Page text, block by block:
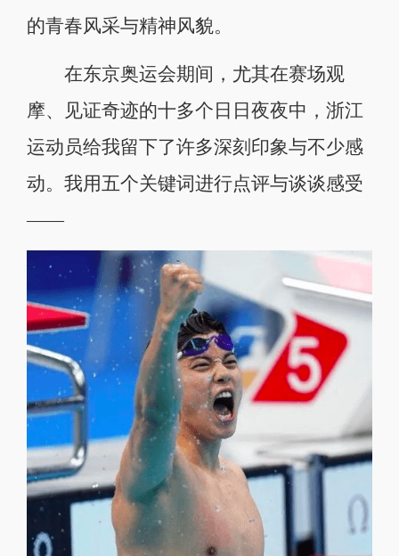
的青春风采与精神风貌。
在东京奥运会期间，尤其在赛场观
摩、见证奇迹的十多个日日夜夜中，浙江
运动员给我留下了许多深刻印象与不少感
动。我用五个关键词进行点评与谈谈感受
——